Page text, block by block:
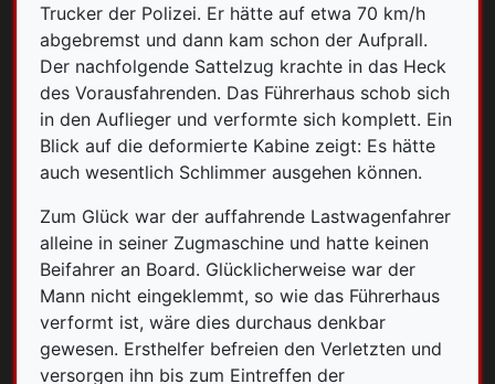
Trucker der Polizei. Er hätte auf etwa 70 km/h
abgebremst und dann kam schon der Aufprall.
Der nachfolgende Sattelzug krachte in das Heck
des Vorausfahrenden. Das Führerhaus schob sich
in den Auflieger und verformte sich komplett. Ein
Blick auf die deformierte Kabine zeigt: Es hätte
auch wesentlich Schlimmer ausgehen können.
Zum Glück war der auffahrende Lastwagenfahrer
alleine in seiner Zugmaschine und hatte keinen
Beifahrer an Board. Glücklicherweise war der
Mann nicht eingeklemmt, so wie das Führerhaus
verformt ist, wäre dies durchaus denkbar
gewesen. Ersthelfer befreien den Verletzten und
versorgen ihn bis zum Eintreffen der